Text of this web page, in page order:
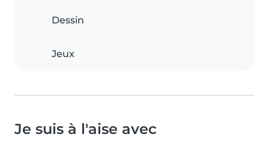
Dessin
Jeux
Je suis à l'aise avec